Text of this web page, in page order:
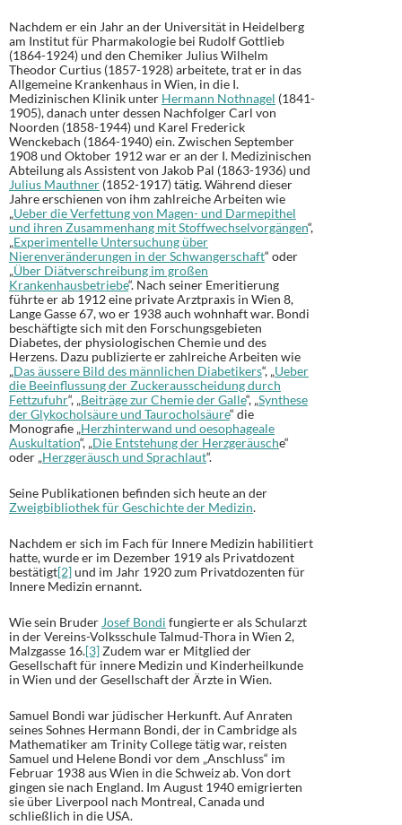
Nachdem er ein Jahr an der Universität in Heidelberg
am Institut für Pharmakologie bei Rudolf Gottlieb
(1864-1924) und den Chemiker Julius Wilhelm
Theodor Curtius (1857-1928) arbeitete, trat er in das
Allgemeine Krankenhaus in Wien, in die I.
Medizinischen Klinik unter Hermann Nothnagel (1841-
1905), danach unter dessen Nachfolger Carl von
Noorden (1858-1944) und Karel Frederick
Wenckebach (1864-1940) ein. Zwischen September
1908 und Oktober 1912 war er an der I. Medizinischen
Abteilung als Assistent von Jakob Pal (1863-1936) und
Julius Mauthner (1852-1917) tätig. Während dieser
Jahre erschienen von ihm zahlreiche Arbeiten wie
„Ueber die Verfettung von Magen- und Darmepithel
und ihren Zusammenhang mit Stoffwechselvorgängen“,
„Experimentelle Untersuchung über
Nierenveränderungen in der Schwangerschaft“ oder
„Über Diätverschreibung im großen
Krankenhausbetriebe“. Nach seiner Emeritierung
führte er ab 1912 eine private Arztpraxis in Wien 8,
Lange Gasse 67, wo er 1938 auch wohnhaft war. Bondi
beschäftigte sich mit den Forschungsgebieten
Diabetes, der physiologischen Chemie und des
Herzens. Dazu publizierte er zahlreiche Arbeiten wie
„Das äussere Bild des männlichen Diabetikers“, „Ueber
die Beeinflussung der Zuckerausscheidung durch
Fettzufuhr“, „Beiträge zur Chemie der Galle“, „Synthese
der Glykocholsäure und Taurocholsäure“ die
Monografie „Herzhinterwand und oesophageale
Auskultation“, „Die Entstehung der Herzgeräusche“
oder „Herzgeräusch und Sprachlaut“.
Seine Publikationen befinden sich heute an der
Zweigbibliothek für Geschichte der Medizin.
Nachdem er sich im Fach für Innere Medizin habilitiert
hatte, wurde er im Dezember 1919 als Privatdozent
bestätigt[2]und im Jahr 1920 zum Privatdozenten für
Innere Medizin ernannt.
Wie sein Bruder Josef Bondi fungierte er als Schularzt
in der Vereins-Volksschule Talmud-Thora in Wien 2,
Malzgasse 16.[3]Zudem war er Mitglied der
Gesellschaft für innere Medizin und Kinderheilkunde
in Wien und der Gesellschaft der Ärzte in Wien.
Samuel Bondi war jüdischer Herkunft. Auf Anraten
seines Sohnes Hermann Bondi, der in Cambridge als
Mathematiker am Trinity College tätig war, reisten
Samuel und Helene Bondi vor dem „Anschluss“ im
Februar 1938 aus Wien in die Schweiz ab. Von dort
gingen sie nach England. Im August 1940 emigrierten
sie über Liverpool nach Montreal, Canada und
schließlich in die USA.